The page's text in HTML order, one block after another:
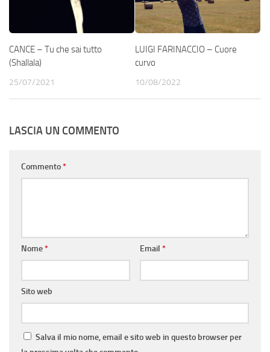
CANCE – Tu che sai tutto
(Shallala)
25/07/2021
LUIGI FARINACCIO – Cuore
curvo
10/08/2022
LASCIA UN COMMENTO
Commento*
Nome* Email *
Sito web
Salva il mio nome, email e sito web in questo browser per